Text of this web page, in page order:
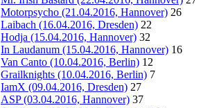
Motorpsycho (21.04.2016, Hannover) 26
Laibach (16.04.2016, Dresden) 22
Hodja (15.04.2016, Hannover) 32
In Laudanum (15.04.2016, Hannover) 16
Van Canto (10.04.2016, Berlin) 12
Grailknights (10.04.2016, Berlin) 7
IamX (09.04.2016, Dresden) 27
ASP (03.04.2016, Hannover) 37